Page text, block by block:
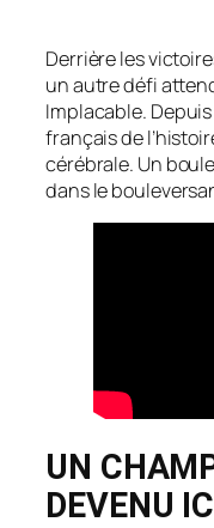
Derrière les
un autre défi
Implacable.
français de
cérébrale. Un
dans le
UN
DEVENU